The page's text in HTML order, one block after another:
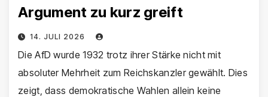
Argument zu kurz greift
14. JULI 2026
Die AfD wurde 1932 trotz ihrer Stärke nicht mit
absoluter Mehrheit zum Reichskanzler gewählt. Dies
zeigt, dass demokratische Wahlen allein keine